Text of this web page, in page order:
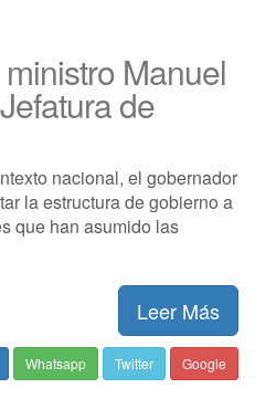
Manuel
de
nacional, el gobernador
la estructura de gobierno a
que han asumido las
Leer Más
Whatsapp Twitter Google